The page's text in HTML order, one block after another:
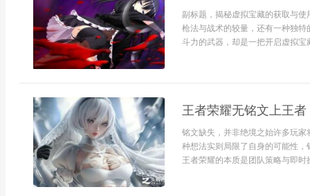
副标题，揭秘虚拟宝藏的获取与
枪法与战术的较量，还有一种独
斗力的武器，却是一把开启虚拟
王者荣耀无铭文上王
铭文缺失，并非绝境之始许多玩
种想法实则局限了自身的可能性
王者荣耀的本质是团队策略与即